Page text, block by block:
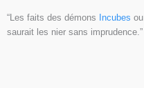
“Les faits des démons Incubes ou
saurait les nier sans imprudence.”